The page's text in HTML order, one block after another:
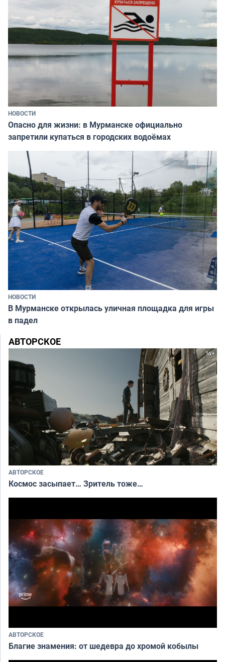
НОВОСТИ
Опасно для жизни: в Мурманске официально
запретили купаться в городских водоёмах
НОВОСТИ
В Мурманске открылась уличная площадка для игры
в падел
АВТОРСКОЕ
АВТОРСКОЕ
Космос засыпает… Зритель тоже…
АВТОРСКОЕ
Благие знамения: от шедевра до хромой кобылы